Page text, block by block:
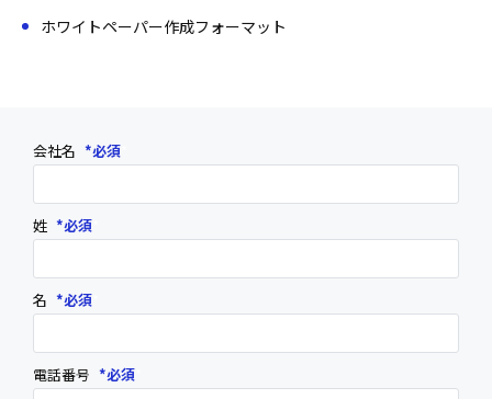
ホワイトペーパー作成フォーマット
会社名
姓
名
電話番号